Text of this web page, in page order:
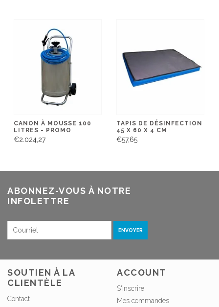
CANON À MOUSSE 100
LITRES - PROMO
€2.024,27
TAPIS DE DÉSINFECTION
45 X 60 X 4 CM
€57,65
ABONNEZ-VOUS À NOTRE
INFOLETTRE
ENVOYER
SOUTIEN À LA
CLIENTÈLE
Contact
ACCOUNT
S'inscrire
Mes commandes